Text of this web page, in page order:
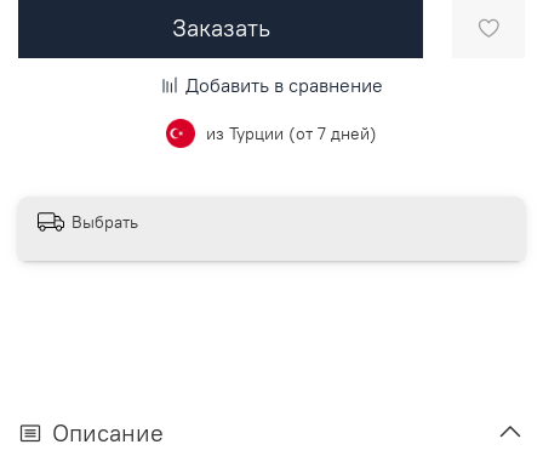
Заказать
Добавить в сравнение
из Турции (от 7 дней)
Выбрать
Описание